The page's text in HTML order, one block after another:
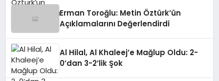
Erman Toroğlu: Metin Öztürk’ün
Açıklamalarını Değerlendirdi
Al Hilal, Al Khaleej’e Mağlup Oldu: 2-
0’dan 3-2’lik Şok